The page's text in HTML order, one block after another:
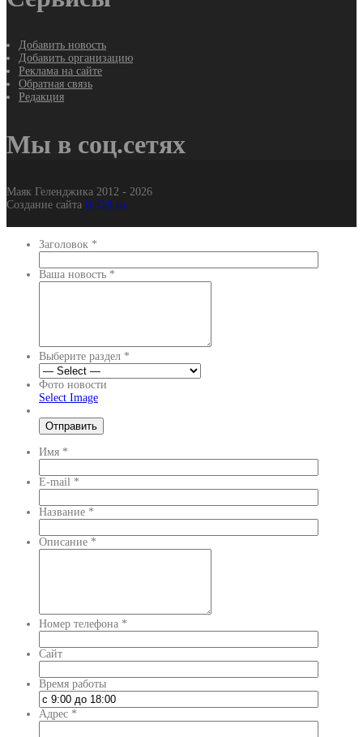
Добавить новость
Добавить организацию
Реклама на сайте
Обратная связь
Редакция
Мы в соц.сетях
Маяк Геленджика 2012 - 2026
Создание сайта It-Gel.ru
Заголовок *
Ваша новость *
Выберите раздел *
Фото новости
Select Image
Имя *
E-mail *
Название *
Описание *
Номер телефона *
Сайт
Время работы
Адрес *